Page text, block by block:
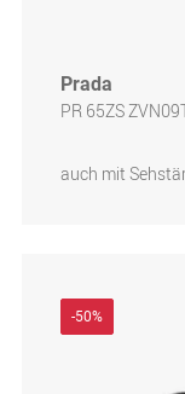
Prada
PR 65ZS
auch mit
-50%